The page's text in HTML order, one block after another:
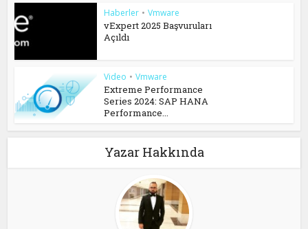
Haberler • Vmware
vExpert 2025 Başvuruları
Açıldı
Video • Vmware
Extreme Performance
Series 2024: SAP HANA
Performance...
Yazar Hakkında